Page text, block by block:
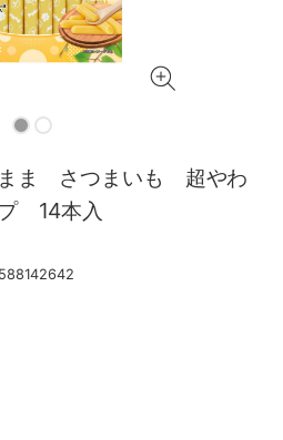
ま さつまいも 超やわ
14本入